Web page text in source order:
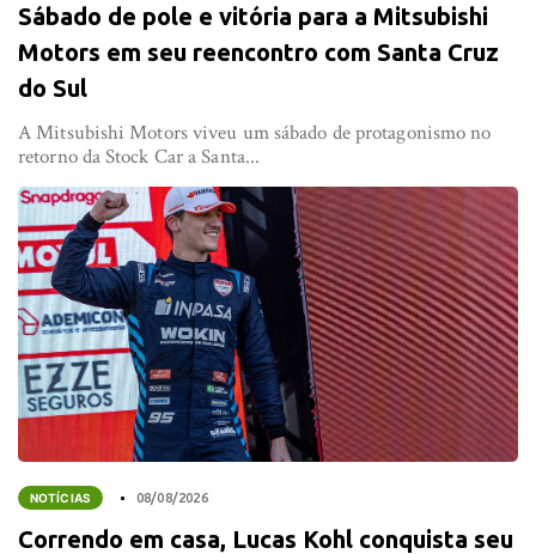
Sábado de pole e vitória para a Mitsubishi
Motors em seu reencontro com Santa Cruz
do Sul
A Mitsubishi Motors viveu um sábado de protagonismo no
retorno da Stock Car a Santa...
NOTÍCIAS 08/08/2026
Correndo em casa, Lucas Kohl conquista seu